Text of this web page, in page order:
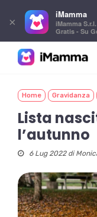
content
Home Gravidanza
Lista
l’autunno
6 Lug 2022 di
×
iMamma
iMamma S.r.l.
Gratis - Su